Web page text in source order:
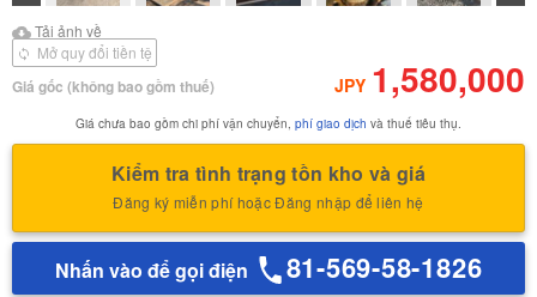
Tải ảnh về
Tải ảnh về
Giá gốc (không bao gồm thuế) JPY 1,580,000
Mở quy đổi tiền tệ
Giá chưa bao gồm chi phí vận chuyển, phí giao dịch và thuế tiêu thụ.
Kiểm tra tình trạng tồn kho và giá
Đăng ký miễn phí hoặc Đăng nhập để liên hệ
Nhấn vào để gọi điện 81-569-58-1826